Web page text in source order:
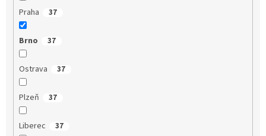
Praha 37
Brno 37
Ostrava 37
Plzeň 37
Liberec 37